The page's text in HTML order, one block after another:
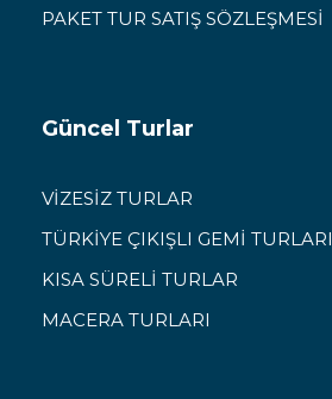
PAKET TUR SATIŞ SÖZLEŞMESİ
Güncel Turlar
VİZESİZ TURLAR
TÜRKİYE ÇIKIŞLI GEMİ TURLARI
KISA SÜRELİ TURLAR
MACERA TURLARI